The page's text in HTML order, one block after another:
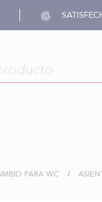
PARA WC